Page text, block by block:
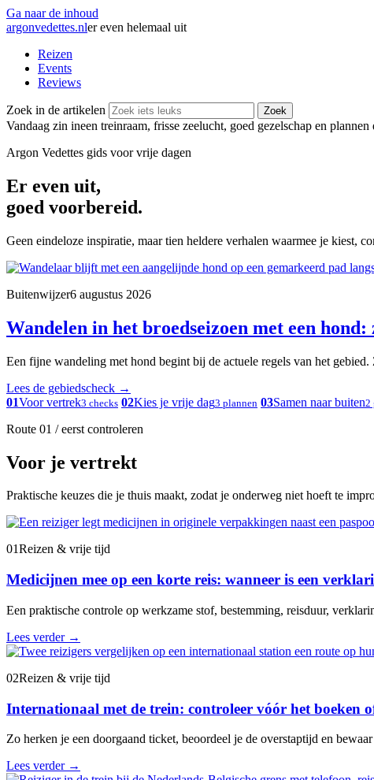
Ga naar de inhoud
argonvedettes.nler even helemaal uit
Reizen
Events
Reviews
Zoek in de artikelen Zoek
Vandaag zin ineen treinraam, frisse zeelucht, goed gezelschap en
Argon Vedettes gids voor vrije dagen
Er even uit,
goed voorbereid.
Geen eindeloze inspiratie, maar tien heldere verhalen waarmee je kiest,
Buitenwijzer6 augustus 2026
Wandelen in het broedseizoen met een hond:
Een fijne wandeling met hond begint bij de actuele regels van het
Lees de gebiedscheck →
01Voor vertrek3 checks 02Kies je vrije dag3 plannen 03Samen naar buiten2
Route 01 / eerst controleren
Voor je vertrekt
Praktische keuzes die je thuis maakt, zodat je onderweg niet hoeft te
01Reizen & vrije tijd
Medicijnen mee op een korte reis: wanneer is een
Een praktische controle op werkzame stof, bestemming, reisduur,
Lees verder →
02Reizen & vrije tijd
Internationaal met de trein: controleer vóór het boeken
Zo herken je een doorgaand ticket, beoordeel je de overstaptijd en
Lees verder →